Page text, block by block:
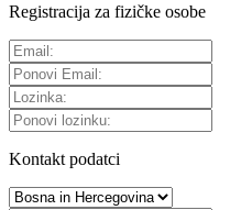
Registracija za fizičke osobe
Kontakt podatci